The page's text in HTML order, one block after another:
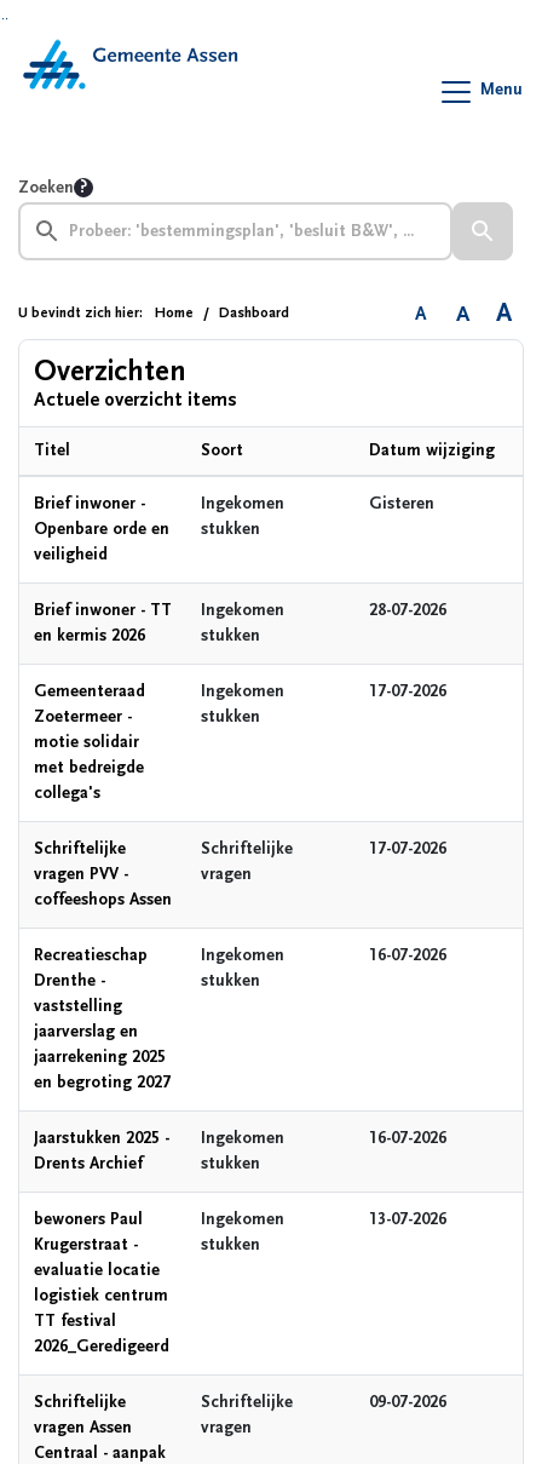
Menu
Zoeken
U bevindt zich hier: Home Dashboard A A A
Overzichten
Actuele overzicht items
Titel Soort Datum wijziging
Brief inwoner -
Openbare orde en
veiligheid
Ingekomen
stukken
Gisteren
Brief inwoner - TT
en kermis 2026
Ingekomen
stukken
28-07-2026
Gemeenteraad
Zoetermeer -
motie solidair
met bedreigde
collega's
Ingekomen
stukken
17-07-2026
Schriftelijke
vragen PVV -
coffeeshops Assen
Schriftelijke
vragen
17-07-2026
Recreatieschap
Drenthe -
vaststelling
jaarverslag en
jaarrekening 2025
en begroting 2027
Ingekomen
stukken
16-07-2026
Jaarstukken 2025 -
Drents Archief
Ingekomen
stukken
16-07-2026
bewoners Paul
Krugerstraat -
evaluatie locatie
logistiek centrum
TT festival
2026_Geredigeerd
Ingekomen
stukken
13-07-2026
Schriftelijke
vragen Assen
Centraal - aanpak
Schriftelijke
vragen
09-07-2026